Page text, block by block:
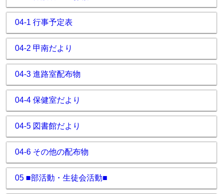
04-1 行事予定表
04-2 甲南だより
04-3 進路室配布物
04-4 保健室だより
04-5 図書館だより
04-6 その他の配布物
05 ■部活動・生徒会活動■